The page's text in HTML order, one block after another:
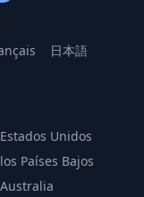
日本語
Unidos
Países Bajos